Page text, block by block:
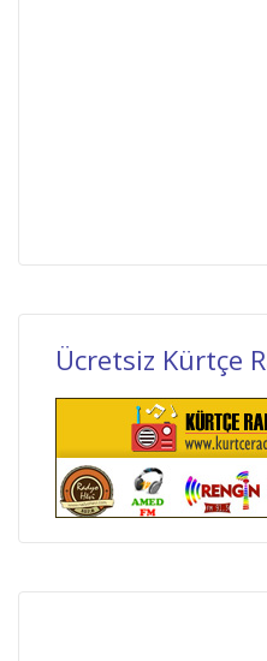
Ücretsiz Kürtçe